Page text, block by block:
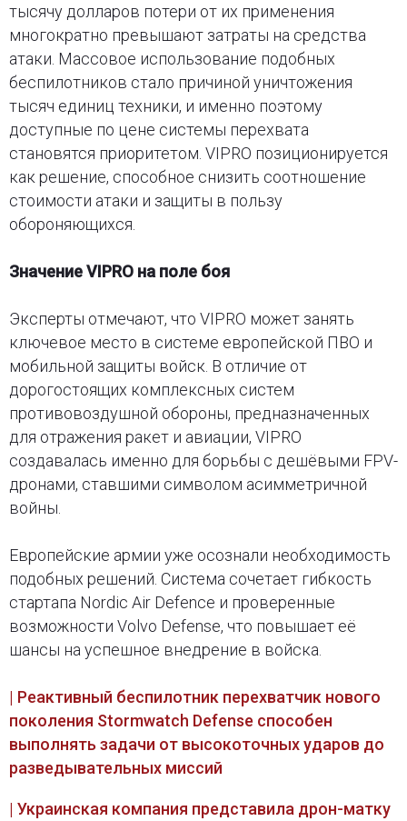
тысячу долларов потери от их применения
многократно превышают затраты на средства
атаки. Массовое использование подобных
беспилотников стало причиной уничтожения
тысяч единиц техники, и именно поэтому
доступные по цене системы перехвата
становятся приоритетом. VIPRO позиционируется
как решение, способное снизить соотношение
стоимости атаки и защиты в пользу
обороняющихся.
Значение VIPRO на поле боя
Эксперты отмечают, что VIPRO может занять
ключевое место в системе европейской ПВО и
мобильной защиты войск. В отличие от
дорогостоящих комплексных систем
противовоздушной обороны, предназначенных
для отражения ракет и авиации, VIPRO
создавалась именно для борьбы с дешёвыми FPV-
дронами, ставшими символом асимметричной
войны.
Европейские армии уже осознали необходимость
подобных решений. Система сочетает гибкость
стартапа Nordic Air Defence и проверенные
возможности Volvo Defense, что повышает её
шансы на успешное внедрение в войска.
| Реактивный беспилотник перехватчик нового
поколения Stormwatch Defense способен
выполнять задачи от высокоточных ударов до
разведывательных миссий
| Украинская компания представила дрон-матку